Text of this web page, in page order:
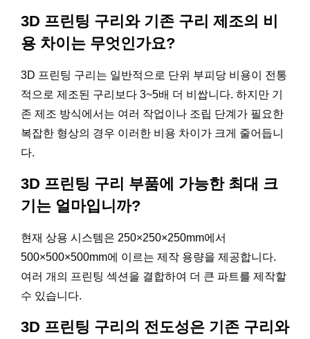
3D 프린팅 구리와 기존 구리 제조의 비
용 차이는 무엇인가요?
3D 프린팅 구리는 일반적으로 단위 부피당 비용이 전통
적으로 제조된 구리보다 3~5배 더 비쌉니다. 하지만 기
존 제조 방식에서는 여러 작업이나 조립 단계가 필요한
복잡한 형상의 경우 이러한 비용 차이가 크게 줄어듭니
다.
3D 프린팅 구리 부품에 가능한 최대 크
기는 얼마입니까?
현재 상용 시스템은 250×250×250mm에서
500×500×500mm에 이르는 제작 용량을 제공합니다.
여러 개의 프린팅 섹션을 결합하여 더 큰 파트를 제작할
수 있습니다.
3D 프린팅 구리의 전도성은 기존 구리와